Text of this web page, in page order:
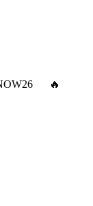
🔥